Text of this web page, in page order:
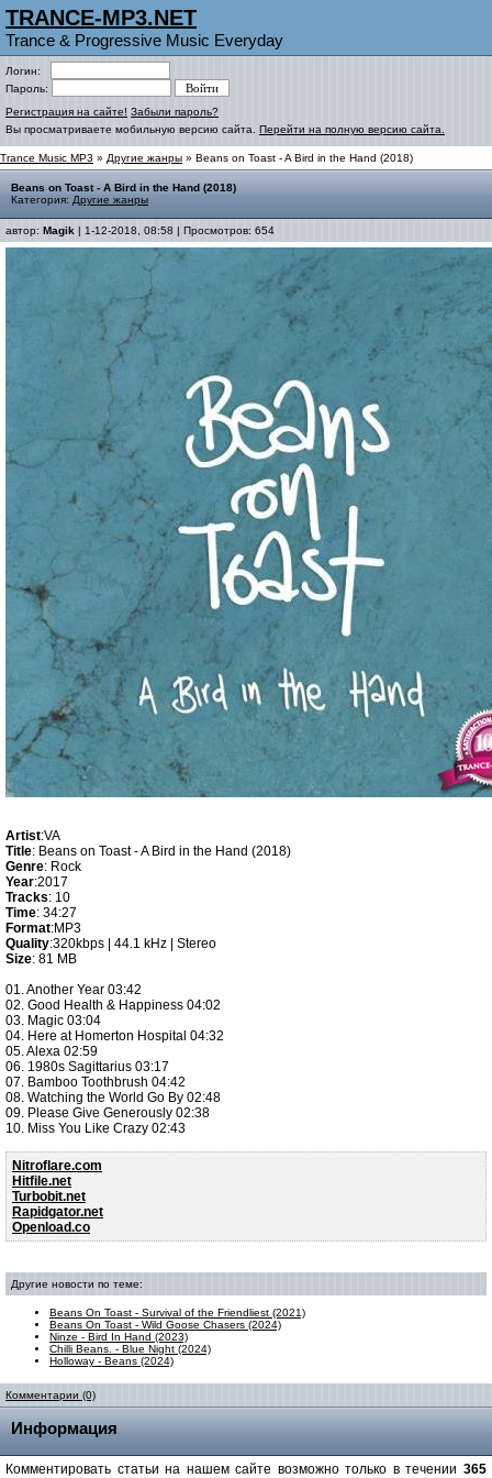
TRANCE-MP3.NET
Trance & Progressive Music Everyday
Логин:
Пароль:
Регистрация на сайте! Забыли пароль?
Вы просматриваете мобильную версию сайта. Перейти на полную версию сайта.
Trance Music MP3 » Другие жанры » Beans on Toast - A Bird in the Hand (2018)
Beans on Toast - A Bird in the Hand (2018)
Категория: Другие жанры
автор: Magik | 1-12-2018, 08:58 | Просмотров: 654
Artist:VA
Title: Beans on Toast - A Bird in the Hand (2018)
Genre: Rock
Year:2017
Tracks: 10
Time: 34:27
Format:MP3
Quality:320kbps | 44.1 kHz | Stereo
Size: 81 MB
01. Another Year 03:42
02. Good Health & Happiness 04:02
03. Magic 03:04
04. Here at Homerton Hospital 04:32
05. Alexa 02:59
06. 1980s Sagittarius 03:17
07. Bamboo Toothbrush 04:42
08. Watching the World Go By 02:48
09. Please Give Generously 02:38
10. Miss You Like Crazy 02:43
Nitroflare.com
Hitfile.net
Turbobit.net
Rapidgator.net
Openload.co
Другие новости по теме:
Beans On Toast - Survival of the Friendliest (2021)
Beans On Toast - Wild Goose Chasers (2024)
Ninze - Bird In Hand (2023)
Chilli Beans. - Blue Night (2024)
Holloway - Beans (2024)
Комментарии (0)
Информация
Комментировать статьи на нашем сайте возможно только в течении 365